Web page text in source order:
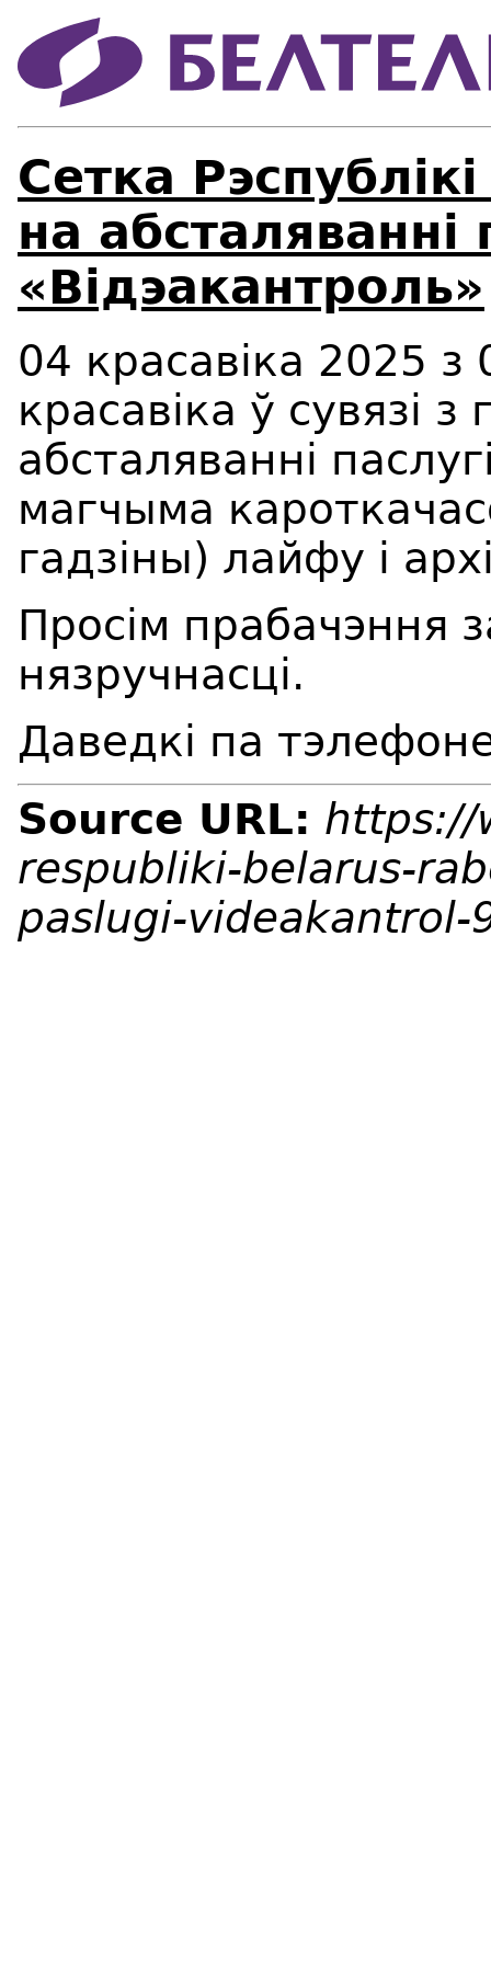
Сетка
на абсталяваннi
«Вiдэакантроль»
04 красавіка 2025
красавіка ў сувязі
абсталяванні
магчыма
гадзіны) лайфу і
Просім прабачэння
нязручнасці.
Даведкі па
Source URL: https://
respubliki-belarus-
paslugi-videakantrol-